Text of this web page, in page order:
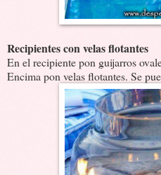
Recipientes con velas flotantes
En el recipiente pon guijarros
Encima pon velas flotantes. Se